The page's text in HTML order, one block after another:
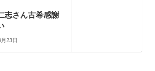
志さん古希感謝
23日